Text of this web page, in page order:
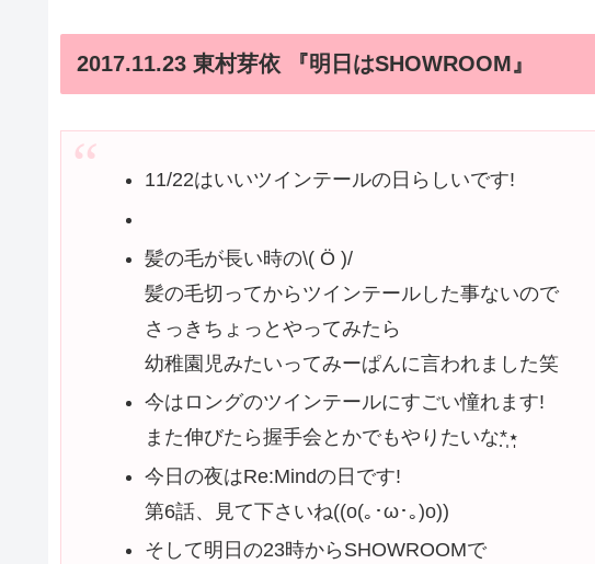
2017.11.23 東村芽依 『明日はSHOWROOM』
11/22はいいツインテールの日らしいです!
髪の毛が長い時の\( Ö )/
髪の毛切ってからツインテールした事ないので
さっきちょっとやってみたら
幼稚園児みたいってみーぱんに言われました笑
今はロングのツインテールにすごい憧れます!
また伸びたら握手会とかでもやりたいな*̣̩⋆̩
今日の夜はRe:Mindの日です!
第6話、見て下さいね((o(｡･ω･｡)o))
そして明日の23時からSHOWROOMで